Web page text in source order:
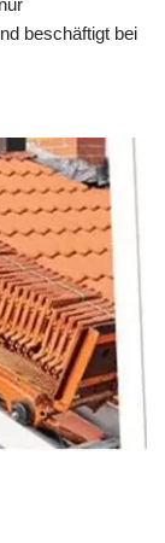
beschäftigt bei